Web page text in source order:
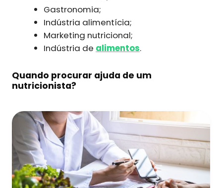
Gastronomia;
Indústria alimentícia;
Marketing nutricional;
Indústria de alimentos.
Quando procurar ajuda de um
nutricionista?